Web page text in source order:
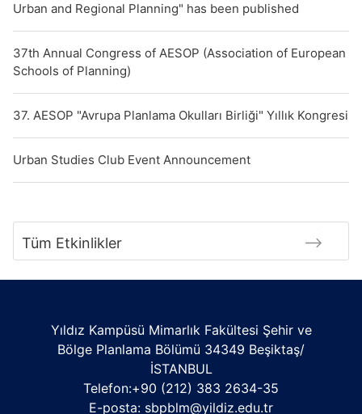
Urban and Regional Planning" has been published
37th Annual Congress of AESOP (Association of European
Schools of Planning)
37. AESOP "Avrupa Planlama Okulları Birliği" Yıllık Kongresi
Urban Studies Club Event Announcement
Tüm Etkinlikler
Yıldız Kampüsü Mimarlık Fakültesi Şehir ve
Bölge Planlama Bölümü 34349 Beşiktaş/
İSTANBUL
Telefon:+90 (212) 383 2634-35
E-posta: sbpblm@yildiz.edu.tr